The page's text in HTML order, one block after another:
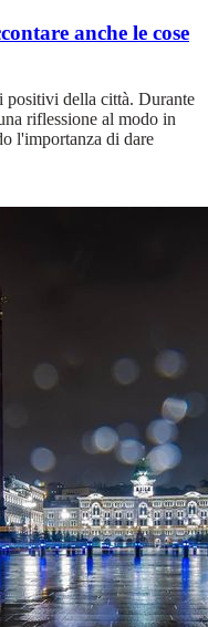
anche le cose
positivi della città. Durante
riflessione al modo in
l'importanza di dare